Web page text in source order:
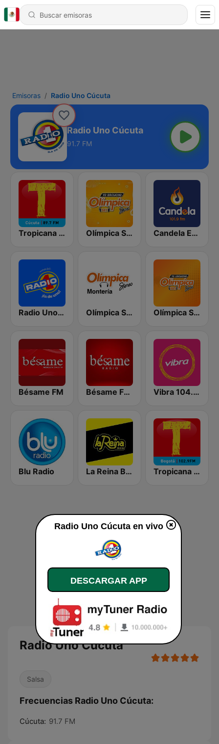
Emisoras Radio Uno Cúcuta
Radio Uno Cúcuta
91.7 FM
Tropicana Cúcuta Olímpica Stereo Cúcuta 94.7 FM Candela Estereo 101.9 FM
Radio Uno Bogotá Olímpica Stereo Montería 90.5 FM Olímpica Stereo Bogotá 105.9 FM
Bésame FM Bésame FM Bogotá Vibra 104.9 FM
Blu Radio La Reina Barranquilla Tropicana Bogotá
Radio Uno Cúcuta
Salsa
Frecuencias Radio Uno Cúcuta:
Cúcuta: 91.7 FM
Radio Uno Cúcuta en vivo
DESCARGAR APP